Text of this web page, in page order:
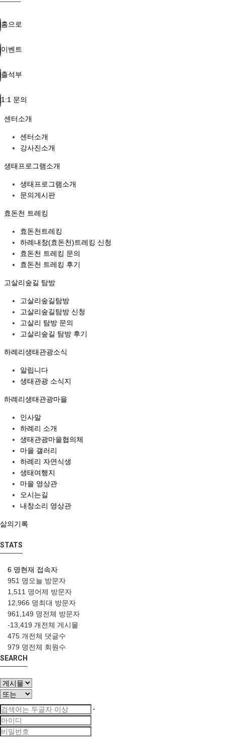
홈으로
이벤트
출석부
1:1 문의
센터소개
센터소개
강사진소개
생태프로그램소개
생태프로그램소개
문의게시판
효돈천 트레킹
효돈천트레킹
하례내창(효돈천)트레킹 신청
효돈천 트레킹 문의
효돈천 트레킹 후기
고살리숲길 탐방
고살리숲길탐방
고살리숲길탐방 신청
고살리 탐방 문의
고살리숲길 탐방 후기
하례리생태관광소식
알립니다
생태관광 소식지
하례리생태관광마을
인사말
하례리 소개
생태관광마을협의체
마을 갤러리
하례리 자연식생
생태여행지
마을 영상관
오시는길
내창소리 영상관
삶의기록
STATS
6 명현재 접속자
951 명 오늘 방문자
1,511 명어제 방문자
12,966 명최대 방문자
961,149 명전체 방문자
-13,419 개전체 게시물
475 개전체 댓글수
979 명전체 회원수
SEARCH